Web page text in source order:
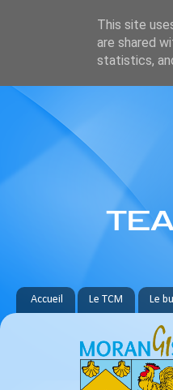
Accueil Le TCM Le
This site
are shared
statistics,